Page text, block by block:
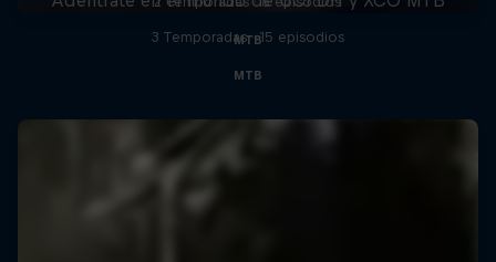
MTB
3 Temporadas · 15 episodios
MTB